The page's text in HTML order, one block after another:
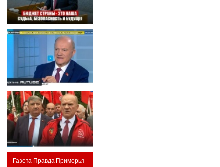
Газета Правда Приморья